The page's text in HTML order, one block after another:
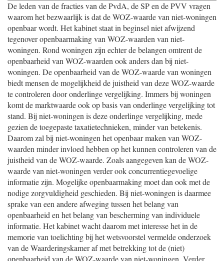
De leden van de fracties van de PvdA, de SP en de PVV vragen
waarom het bezwaarlijk is dat de WOZ-waarde van niet-woningen
openbaar wordt. Het kabinet staat in beginsel niet afwijzend
tegenover openbaarmaking van WOZ-waarden van niet-
woningen. Rond woningen zijn echter de belangen omtrent de
openbaarheid van WOZ-waarden ook anders dan bij niet-
woningen. De openbaarheid van de WOZ-waarde van woningen
biedt mensen de mogelijkheid de juistheid van deze WOZ-waarde
te controleren door onderlinge vergelijking. Immers bij woningen
komt de marktwaarde ook op basis van onderlinge vergelijking tot
stand. Bij niet-woningen is deze onderlinge vergelijking, mede
gezien de toegepaste taxatietechnieken, minder van betekenis.
Daarom zal bij niet-woningen het openbaar maken van WOZ-
waarden minder invloed hebben op het kunnen controleren van de
juistheid van de WOZ-waarde. Zoals aangegeven kan de WOZ-
waarde van niet-woningen verder ook concurrentiegevoelige
informatie zijn. Mogelijke openbaarmaking moet dan ook met de
nodige zorgvuldigheid geschieden. Bij niet-woningen is daarmee
sprake van een andere afweging tussen het belang van
openbaarheid en het belang van bescherming van individuele
informatie. Het kabinet wacht daarom met interesse het in de
memorie van toelichting bij het wetsvoorstel vermelde onderzoek
van de Waarderingskamer af met betrekking tot de (niet)
openbaarheid van de WOZ-waarde van niet-woningen. Verder